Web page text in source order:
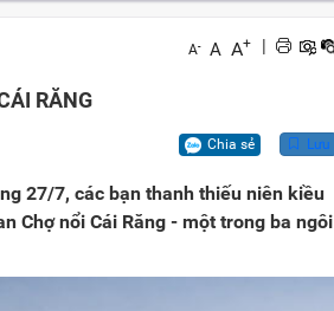
A- A A+ |
RĂNG
Chia sẻ Lưu
27/7, các bạn thanh thiếu niên kiều
Chợ nổi Cái Răng - một trong ba ngôi